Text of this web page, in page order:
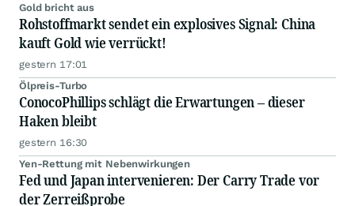
Gold bricht aus
Rohstoffmarkt sendet ein explosives Signal: China
kauft Gold wie verrückt!
gestern 17:01
Ölpreis-Turbo
ConocoPhillips schlägt die Erwartungen – dieser
Haken bleibt
gestern 16:30
Yen-Rettung mit Nebenwirkungen
Fed und Japan intervenieren: Der Carry Trade vor
der Zerreißprobe